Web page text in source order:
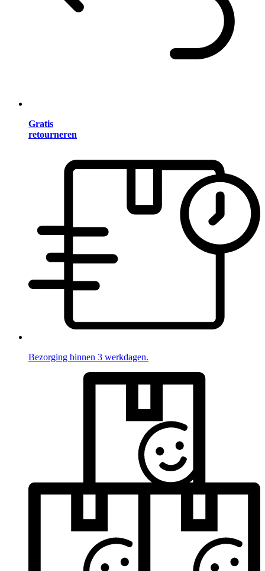
Gratis
retourneren
Bezorging binnen 3 werkdagen.